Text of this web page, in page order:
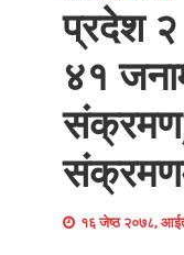
प्रदेश
४१
१६ जेष्ठ २०७८,